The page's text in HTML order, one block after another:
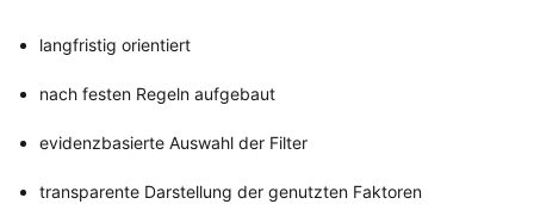
langfristig orientiert
nach festen Regeln aufgebaut
evidenzbasierte Auswahl der Filter
transparente Darstellung der genutzten Faktoren